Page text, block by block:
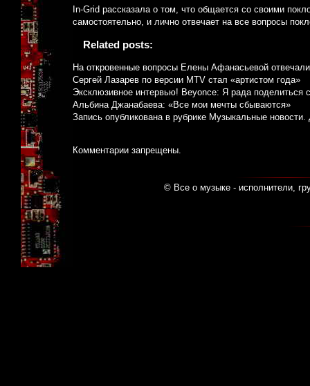
In-Grid рассказала о том, что общается со своими
самостоятельно, и лично отвечает на все вопросы
Related posts:
На откровенные вопросы Елены Афанасьевой
Сергей Лазарев по версии MTV стал «артистом года»
Эксклюзивное интервью! Beyonce: Я рада поделиться
Альбина Джанабаева: «Все мои мечты сбываются»
Запись опубликована в рубрике Музыкальные новости.
Комментарии запрещены.
© Все о музыке - исполнители,